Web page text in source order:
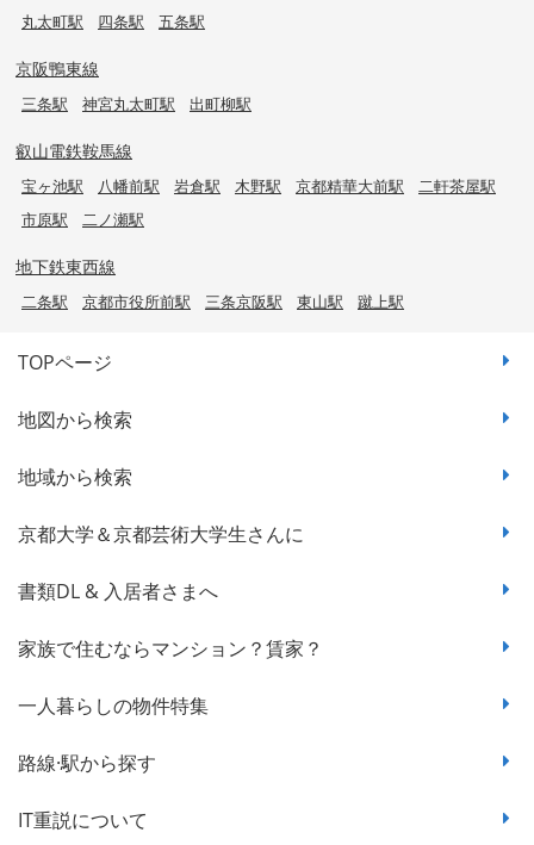
丸太町駅
四条駅 五条駅
京阪鴨東線
三条駅 神宮丸太町駅 出町柳駅
叡山電鉄鞍馬線
宝ヶ池駅 八幡前駅 岩倉駅 木野駅 京都精華大前駅
二軒茶屋駅
市原駅
二ノ瀬駅
地下鉄東西線
二条駅 京都市役所前駅 三条京阪駅 東山駅 蹴上駅
TOPページ
地図から検索
地域から検索
京都大学＆京都芸術大学生さんに
書類DL & 入居者さまへ
家族で住むならマンション？賃家？
一人暮らしの物件特集
路線·駅から探す
IT重説について